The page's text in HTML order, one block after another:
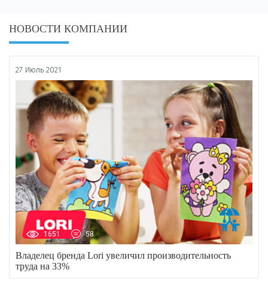
НОВОСТИ КОМПАНИИ
27 Июль 2021
1651 58
Владелец бренда Lori увеличил производительность
труда на 33%